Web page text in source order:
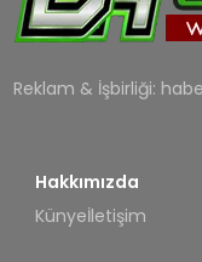
Reklam & İşbirliği:
Hakkımızda
Künyeİletişim